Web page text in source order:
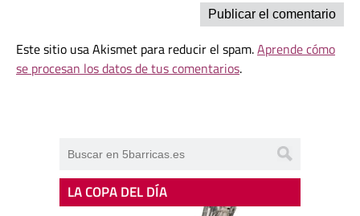
Este sitio usa Akismet para reducir el spam.Aprende cómo
se procesan los datos de tus comentarios.
LA COPA DEL DÍA